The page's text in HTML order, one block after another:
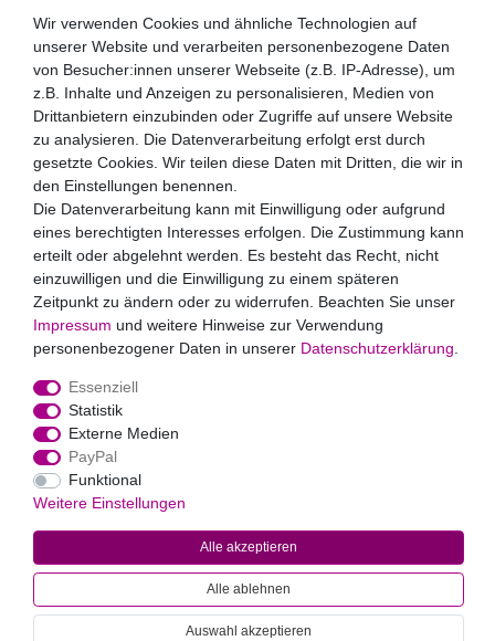
Newsletter
E-MAIL **
Newsletter
Honig
Hiermit bestätige ich, dass ich dieDaten­schutz­erklärung
gelesen habe. Meine Einwilligung kann ich jederzeit
widerrufen.**
Abonnieren
** Hierbei handelt es sich um ein Pflichtfeld.
Zahlungsarten
Widerrufs­recht
Markus Baur Premium Weddings. Alle Rechte vorbehalten.
Alle Preise inklusive gesetzlicher Mehrwertsteuer und
Versandkosten. * Pflichtfeld
Wir verwenden Cookies und ähnliche Technologien auf
unserer Website und verarbeiten personenbezogene Daten
von Besucher:innen unserer Webseite (z.B. IP-Adresse), um
z.B. Inhalte und Anzeigen zu personalisieren, Medien von
Drittanbietern einzubinden oder Zugriffe auf unsere Website
zu analysieren. Die Datenverarbeitung erfolgt erst durch
gesetzte Cookies. Wir teilen diese Daten mit Dritten, die wir in
den Einstellungen benennen.
Die Datenverarbeitung kann mit Einwilligung oder aufgrund
eines berechtigten Interesses erfolgen. Die Zustimmung kann
erteilt oder abgelehnt werden. Es besteht das Recht, nicht
einzuwilligen und die Einwilligung zu einem späteren
Zeitpunkt zu ändern oder zu widerrufen. Beachten Sie unser
Impressum und weitere Hinweise zur Verwendung
personenbezogener Daten in unserer Daten­schutz­erklärung
Essenziell
Statistik
Externe Medien
PayPal
Funktional
Weitere Einstellungen
Alle akzeptieren
Alle ablehnen
Auswahl akzeptieren